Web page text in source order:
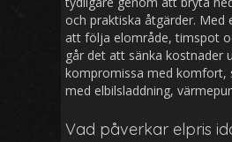
och praktiska åtgärder. Med
att följa elområde, timspot
går det att sänka kostnader
kompromissa med komfort,
med elbilsladdning,
Vad påverkar elpris